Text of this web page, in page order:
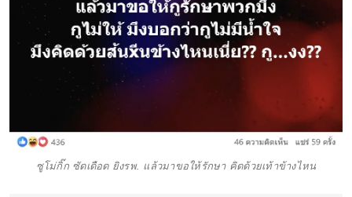
ซูโม่กิ๊ก ซัดเดือด ยิงรพ. แล้วมาขอให้รักษา คิดด้วยเท้าข้างไหน